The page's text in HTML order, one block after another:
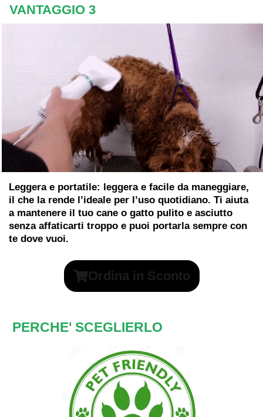
VANTAGGIO 3
Leggera e portatile:
leggera e facile da maneggiare,
il che la rende l’ideale per l’uso quotidiano. Ti aiuta
a mantenere il tuo cane o gatto pulito e asciutto
senza affaticarti troppo e puoi portarla sempre con
te dove vuoi.
Ordina in Sconto
PERCHE' SCEGLIERLO